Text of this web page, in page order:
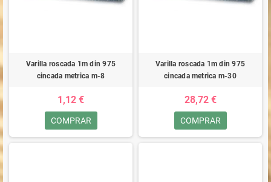
Varilla roscada 1m din 975
cincada metrica m-8
1,12 €
COMPRAR
Varilla roscada 1m din 975
cincada metrica m-30
28,72 €
COMPRAR